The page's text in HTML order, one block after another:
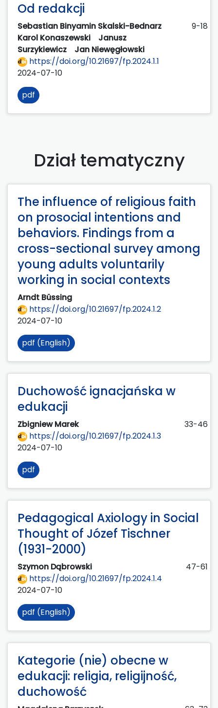
Od redakcji
Sebastian Binyamin Skalski-Bednarz
Karol Konaszewski
Janusz
Surzykiewicz
Jan Niewęgłowski
9-18
https://doi.org/10.21697/fp.2024.1.1
2024-07-10
pdf
Dział tematyczny
The influence of religious faith
on prosocial intentions and
behaviors. Findings from a
cross-sectional survey among
young adults voluntarily
working in social contexts
Arndt Büssing
https://doi.org/10.21697/fp.2024.1.2
2024-07-10
pdf (English)
Duchowość ignacjańska w
edukacji
Zbigniew Marek
33-46
https://doi.org/10.21697/fp.2024.1.3
2024-07-10
pdf
Pedagogical Axiology in Social
Thought of Józef Tischner
(1931-2000)
Szymon Dąbrowski
47-61
https://doi.org/10.21697/fp.2024.1.4
2024-07-10
pdf (English)
Kategorie (nie) obecne w
edukacji: religia, religijność,
duchowość